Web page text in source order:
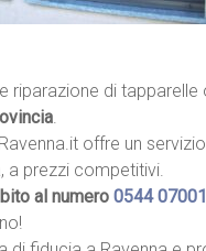
riparazione di tapparelle
.
offre un
a prezzi competitivi.
al numero0544